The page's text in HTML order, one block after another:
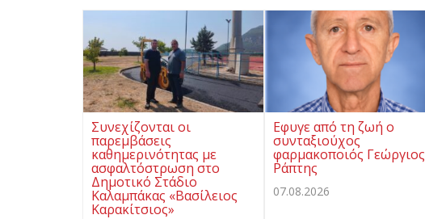
Συνεχίζονται οι
παρεμβάσεις
καθημερινότητας με
ασφαλτόστρωση στο
Δημοτικό Στάδιο
Καλαμπάκας «Βασίλειος
Καρακίτσιος»
Εφυγε από τη ζωή ο
συνταξιούχος
φαρμακοποιός Γεώργιος
Ράπτης
07.08.2026